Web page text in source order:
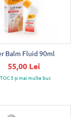
Balm Fluid 90ml
55,00 Lei
5 și mai multe buc